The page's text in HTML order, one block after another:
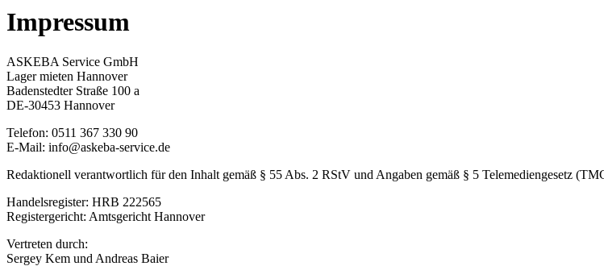
Impressum
ASKEBA Service GmbH
Lager mieten Hannover
Badenstedter Straße 100 a
DE-30453 Hannover
Telefon: 0511 367 330 90
E-Mail: info@askeba-service.de
Redaktionell verantwortlich für den Inhalt gemäß § 55 Abs. 2 RStV und Angaben gemäß § 5 Telemediengesetz
Handelsregister: HRB 222565
Registergericht: Amtsgericht Hannover
Vertreten durch:
Sergey Kem und Andreas Baier